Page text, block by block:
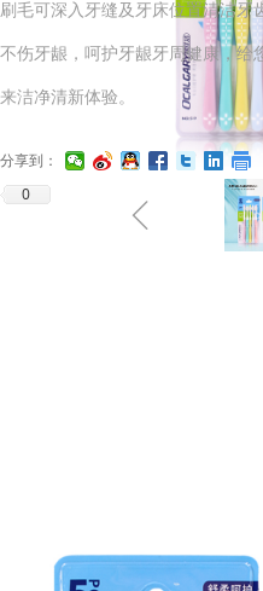
刷毛可深入牙缝及牙床位置清洁牙
不伤牙龈，呵护牙龈牙周健康，给
来洁净清新体验。
分享到：
0 ꁆ